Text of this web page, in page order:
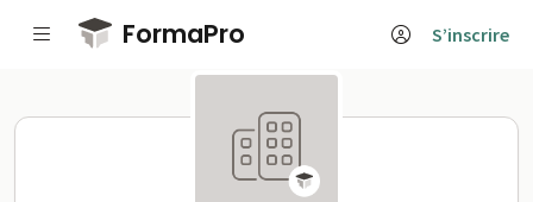
Passer au contenu principal
FormaPro S’inscrire